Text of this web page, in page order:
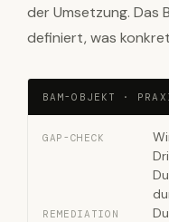
der Umsetzung. Das
definiert, was
BAM-OBJEKT ·
GAP-CHECK
REMEDIATION